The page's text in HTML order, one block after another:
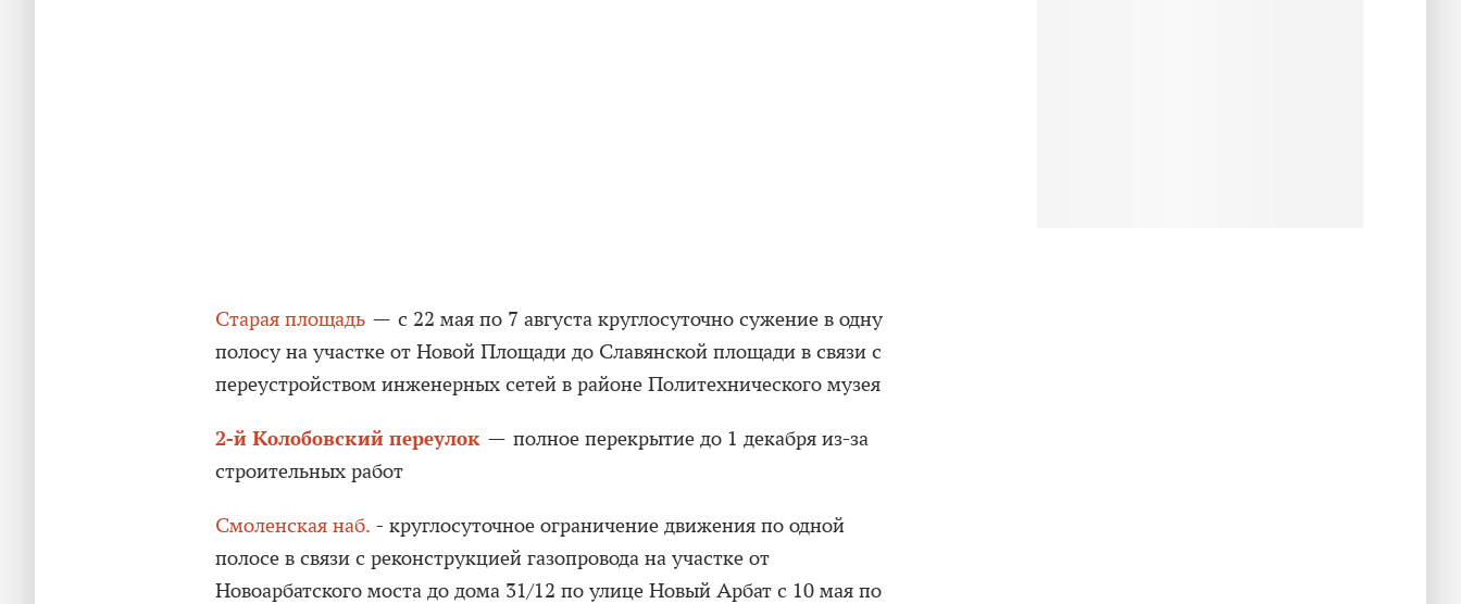
Старая площадь — c 22 мая по 7 августа круглосуточно сужение в одну
полосу на участке от Новой Площади до Славянской площади в связи с
переустройством инженерных сетей в районе Политехнического музея
2-й Колобовский переулок — полное перекрытие до 1 декабря из-за
строительных работ
Смоленская наб. - круглосуточное ограничение движения по одной
полосе в связи с реконструкцией газопровода на участке от
Новоарбатского моста до дома 31/12 по улице Новый Арбат с 10 мая по